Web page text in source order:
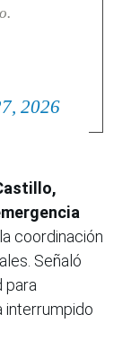
2026
coordinación
Señaló
para
interrumpido